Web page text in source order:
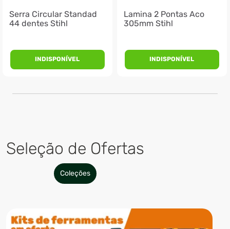
Serra Circular Standad
44 dentes Stihl
INDISPONÍVEL
Lamina 2 Pontas Aco
305mm Stihl
INDISPONÍVEL
Seleção de Ofertas
Coleções